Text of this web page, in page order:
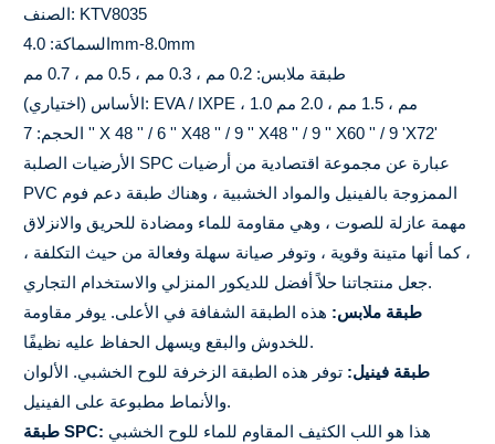
الصنف: KTV8035
السماكة: 4.0mm-8.0mm
طبقة ملابس: 0.2 مم ، 0.3 مم ، 0.5 مم ، 0.7 مم
الأساس (اختياري): EVA / IXPE ، 1.0 مم ، 1.5 مم ، 2.0 مم
الحجم: 7 '' X 48 '' / 6 '' X48 '' / 9 '' X48 '' / 9 '' X60 '' / 9 'X72'
الأرضيات الصلبة SPC عبارة عن مجموعة اقتصادية من أرضيات
PVC الممزوجة بالفينيل والمواد الخشبية ، وهناك طبقة دعم فوم
مهمة عازلة للصوت ، وهي مقاومة للماء ومضادة للحريق والانزلاق
، كما أنها متينة وقوية ، وتوفر صيانة سهلة وفعالة من حيث التكلفة ،
جعل منتجاتنا حلاً أفضل للديكور المنزلي والاستخدام التجاري.
طبقة ملابس: هذه الطبقة الشفافة في الأعلى. يوفر مقاومة
للخدوش والبقع ويسهل الحفاظ عليه نظيفًا.
طبقة فينيل: توفر هذه الطبقة الزخرفة للوح الخشبي. الألوان
والأنماط مطبوعة على الفينيل.
طبقة SPC: